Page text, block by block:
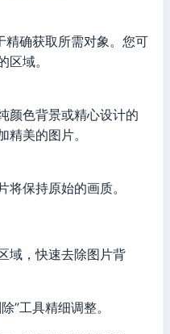
精确获取所需对象。您可
域。
颜色背景或精心设计的
美的图片。
保持原始的画质。
域，快速去除图片背
”工具精细调整。